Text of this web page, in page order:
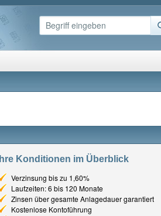
Ihre Konditionen im Überblick
Verzinsung bis zu 1,60%
Laufzeiten: 6 bis 120 Monate
Zinsen über gesamte Anlagedauer garantiert
Kostenlose Kontoführung